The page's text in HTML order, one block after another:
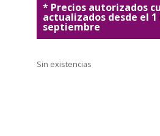
* Precios autorizados
actualizados desde el 1
septiembre
Sin existencias